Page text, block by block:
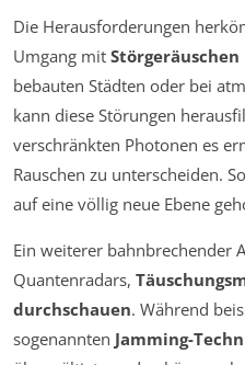
Die Herausforderungen
Umgang mit
bebauten Städten oder bei
kann diese Störungen
verschränkten Photonen es
Rauschen zu unterscheiden.
auf eine völlig neue Ebene
Ein weiterer bahnbrechender
Quantenradars,
durchschauen. Während
sogenannten Jamming-